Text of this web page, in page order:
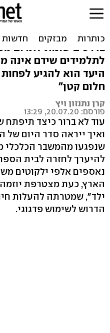
"אפילו
יוזמה חדשה בשם
בדרכים שונות לתרום
לתלמידים שידם אינה
היעד הוא להגיע
חלום קטן"
קרן נתנזון ויץ
פורסם: 20.07.20, 13:29
עוד לא ברור כיצד תיפתח
ואיך ייראה סדר היום
שנפגעו מהמשבר
להיערך לחזרה לבית
נאספים אלפי ילקוטים
הארץ, כעת מצטרפת
ילד", שמטרתה להעלות
הדרוש לשימוש פדגוגי.